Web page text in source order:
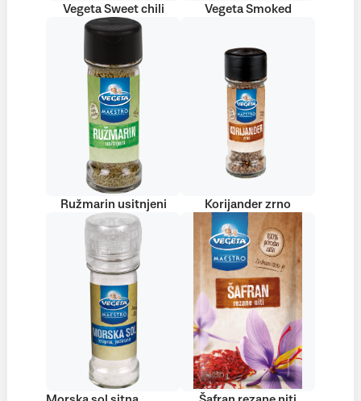
Vegeta Sweet chili Vegeta Smoked
Ružmarin usitnjeni Korijander zrno